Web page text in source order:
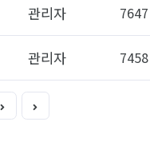
관리자 7647
관리자 7458